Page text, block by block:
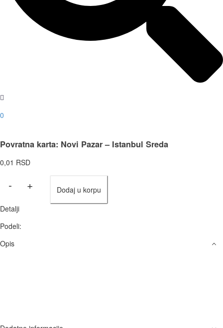
0
Povratna karta: Novi Pazar – Istanbul Sreda
0,01 RSD
-
Pazar
–
Sreda
+
Dodaj u korpu
Detalji
Podeli:
Opis